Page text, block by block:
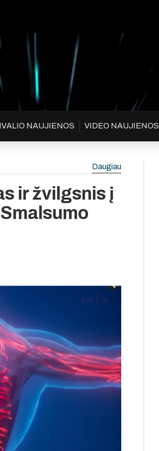
NAUJIENOS VIDEO NAUJIENOS
Daugiau
ir žvilgsnis į